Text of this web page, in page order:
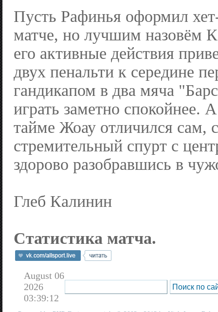
Пусть Рафинья оформил
матче, но лучшим назовём
его активные действия
двух пенальти к середине
гандикапом в два мяча
играть заметно спокойнее.
тайме Жоау отличился сам,
стремительный спурт с
здорово разобравшись в
Глеб Калинин
Статистика матча.
August 06
2026
03:39:12